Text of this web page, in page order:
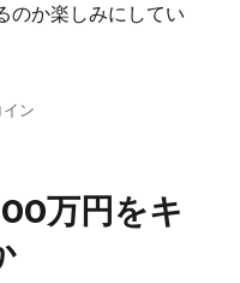
のか楽しみにしてい
ン
万円をキ